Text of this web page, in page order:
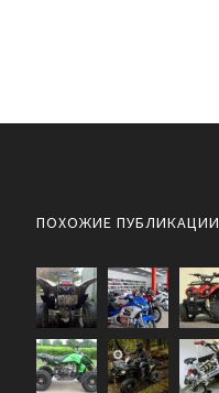
ПОХОЖИЕ ПУБЛИКАЦИИ